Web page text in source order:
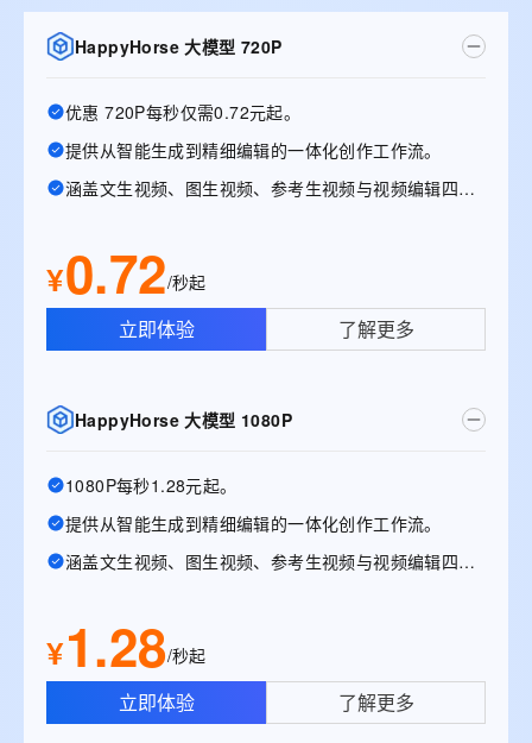
HappyHorse 大模型 720P
优惠 720P每秒仅需0.72元起。
提供从智能生成到精细编辑的一体化创作工作流。
涵盖文生视频、图生视频、参考生视频与视频编辑四大能力
¥0.72/秒起
立即体验 了解更多
HappyHorse 大模型 1080P
1080P每秒1.28元起。
提供从智能生成到精细编辑的一体化创作工作流。
涵盖文生视频、图生视频、参考生视频与视频编辑四大能力。
¥1.28/秒起
立即体验 了解更多